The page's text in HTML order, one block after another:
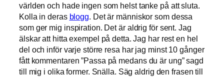
världen och hade ingen som helst tanke på att sluta.
Kolla in deras blogg. Det är människor som dessa
som ger mig inspiration. Det är aldrig för sent. Jag
älskar att hitta exempel på detta. Jag har rest en hel
del och inför varje större resa har jag minst 10 gånger
fått kommentaren ”Passa på medans du är ung” sagd
till mig i olika former. Snälla. Säg aldrig den frasen till